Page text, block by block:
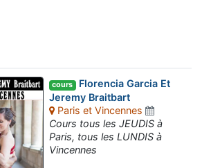
cours Florencia Garcia Et
Jeremy Braitbart
Paris et Vincennes
Cours tous les JEUDIS à
Paris, tous les LUNDIS à
Vincennes